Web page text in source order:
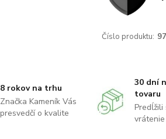
Číslo produktu:
8 rokov na trhu
Značka Kameník Vás
presvedčí o kvalite
30 dní
tovaru
Predĺžili